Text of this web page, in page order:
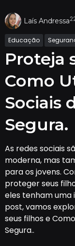
Laís Andressa
Educação
Proteja
Como
Sociais
Segura.
As redes sociais
moderna, mas
para os jovens.
proteger seus
eles tenham uma
post, vamos
seus filhos e
Segura..